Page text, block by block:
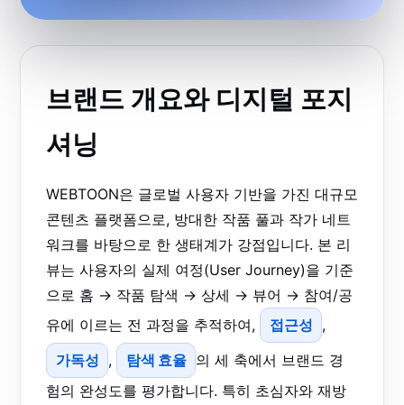
브랜드 개요와 디지털 포지
셔닝
WEBTOON은 글로벌 사용자 기반을 가진 대규모
콘텐츠 플랫폼으로, 방대한 작품 풀과 작가 네트
워크를 바탕으로 한 생태계가 강점입니다. 본 리
뷰는 사용자의 실제 여정(User Journey)을 기준
으로 홈 → 작품 탐색 → 상세 → 뷰어 → 참여/공
유에 이르는 전 과정을 추적하여,
접근성 ,
가독성 , 탐색 효율 의 세 축에서 브랜드 경
험의 완성도를 평가합니다. 특히 초심자와 재방